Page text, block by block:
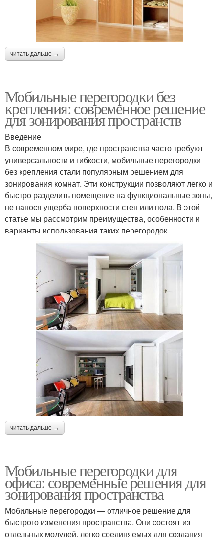
читать дальше →
Мобильные перегородки без
крепления: современное решение
для зонирования пространств
Введение
В современном мире, где пространства часто требуют
универсальности и гибкости, мобильные перегородки
без крепления стали популярным решением для
зонирования комнат. Эти конструкции позволяют легко и
быстро разделить помещение на функциональные зоны,
не нанося ущерба поверхности стен или пола. В этой
статье мы рассмотрим преимущества, особенности и
варианты использования таких перегородок.
читать дальше →
Мобильные перегородки для
офиса: современные решения для
зонирования пространства
Мобильные перегородки — отличное решение для
быстрого изменения пространства. Они состоят из
отдельных модулей, легко соединяемых для создания